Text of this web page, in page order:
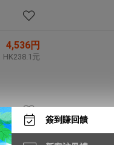
簽到賺回饋
4,536円
HK238.1元
4,644円